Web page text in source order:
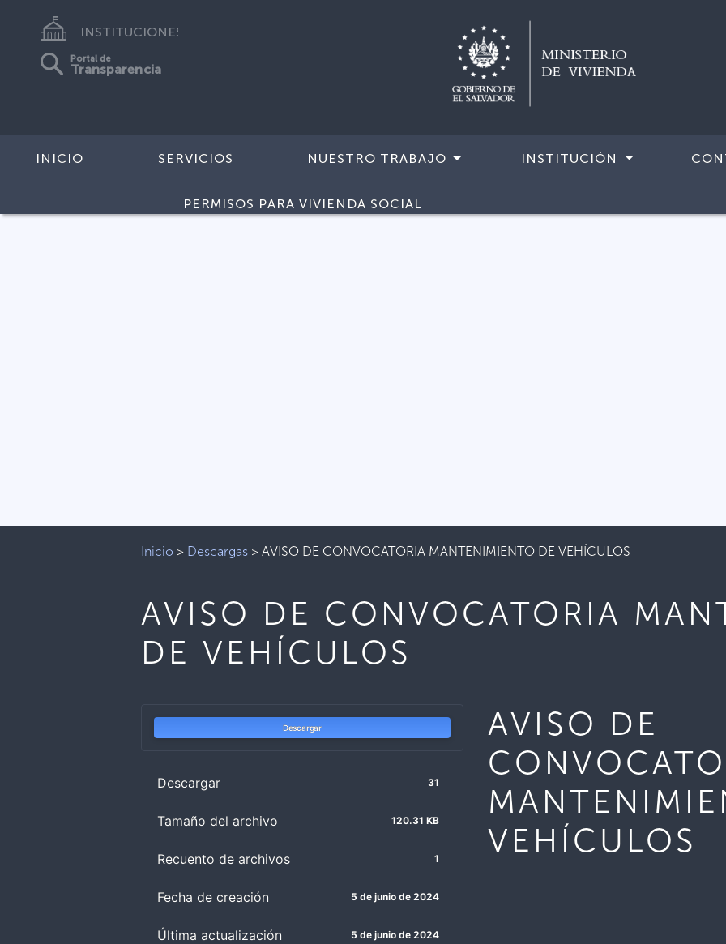
INSTITUCIONES
Portal de
Transparencia
INICIO SERVICIOS NUESTRO TRABAJO INSTITUCIÓN
PERMISOS PARA VIVIENDA SOCIAL
Inicio > Descargas >AVISO DE CONVOCATORIA MANTENIMIENTO DE VEHÍCULOS
AVISO DE CONVOCATORIA
DE VEHÍCULOS
Descargar
Descargar 31
Tamaño del archivo 120.31 KB
Recuento de archivos 1
Fecha de creación 5 de junio de 2024
Última actualización 5 de junio de 2024
AVISO DE
VEHÍCULOS